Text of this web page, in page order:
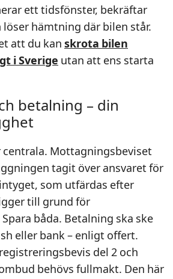
ett tidsfönster, bekräftar
hämtning där bilen står.
att du kan skrota bilen
i Sverige utan att ens starta
betalning – din
centrala. Mottagningsbeviset
tagit över ansvaret för
som utfärdas efter
till grund för
båda. Betalning ska ske
eller bank – enligt offert.
del 2 och
behövs fullmakt. Den här